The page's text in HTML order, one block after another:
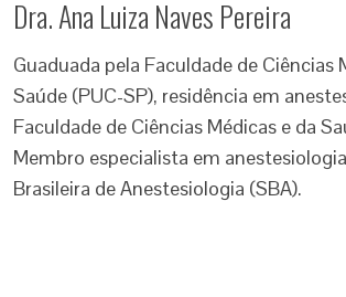
Dra. Ana Luiza Naves Pereira
Guaduada pela Faculdade de Ciências
Saúde (PUC-SP), residência em
Faculdade de Ciências Médicas e da
Membro especialista em
Brasileira de Anestesiologia (SBA).